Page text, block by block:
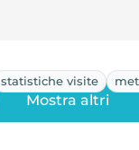
statistiche visite
Mostra altri